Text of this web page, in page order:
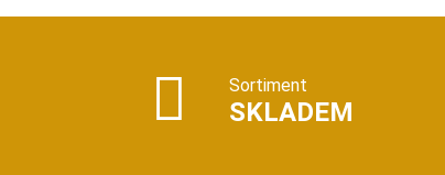
Sortiment
SKLADEM